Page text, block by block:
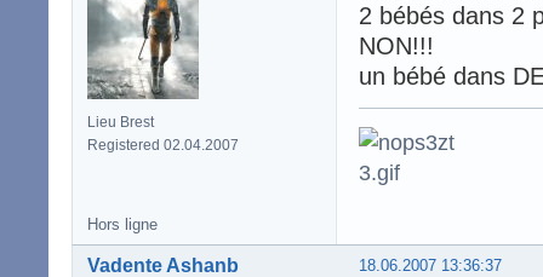
Lieu Brest
Registered 02.04.2007
2 bébés dans 2
NON!!!
un bébé dans
Hors ligne
18.06.2007 13:36:37
Vadente Ashanb